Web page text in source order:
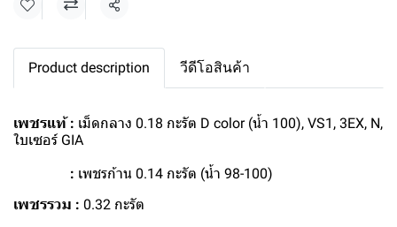
แชร์
Product description วีดีโอสินค้า
เพชรแท้ : เม็ดกลาง 0.18 กะรัต D color (น้ำ 100), VS1, 3EX, N,
ใบเซอร์ GIA
: เพชรก้าน 0.14 กะรัต (น้ำ 98-100)
เพชรรวม : 0.32 กะรัต